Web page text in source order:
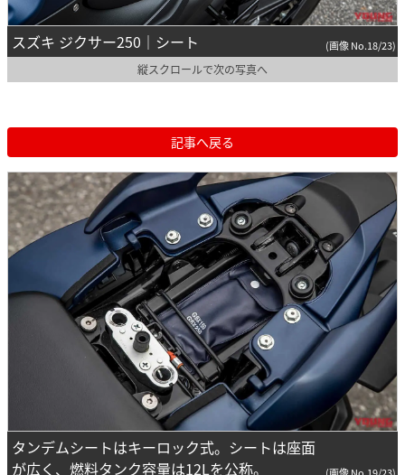
スズキ ジクサー250｜シート (画像 No.18/23)
縦スクロールで次の写真へ
記事へ戻る
タンデムシートはキーロック式。シートは座面
が広く、燃料タンク容量は12Lを公称。